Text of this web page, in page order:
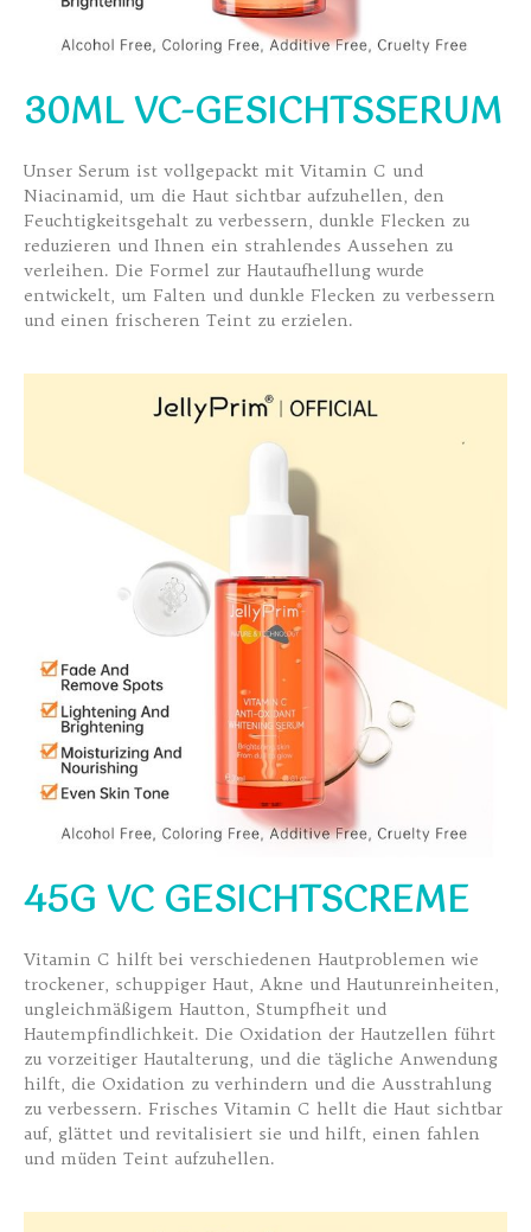
30ML VC-GESICHTSSERUM
Unser Serum ist vollgepackt mit Vitamin C und
Niacinamid, um die Haut sichtbar aufzuhellen, den
Feuchtigkeitsgehalt zu verbessern, dunkle Flecken zu
reduzieren und Ihnen ein strahlendes Aussehen zu
verleihen. Die Formel zur Hautaufhellung wurde
entwickelt, um Falten und dunkle Flecken zu verbessern
und einen frischeren Teint zu erzielen.
45G VC GESICHTSCREME
Vitamin C hilft bei verschiedenen Hautproblemen wie
trockener, schuppiger Haut, Akne und Hautunreinheiten,
ungleichmäßigem Hautton, Stumpfheit und
Hautempfindlichkeit. Die Oxidation der Hautzellen führt
zu vorzeitiger Hautalterung, und die tägliche Anwendung
hilft, die Oxidation zu verhindern und die Ausstrahlung
zu verbessern. Frisches Vitamin C hellt die Haut sichtbar
auf, glättet und revitalisiert sie und hilft, einen fahlen
und müden Teint aufzuhellen.